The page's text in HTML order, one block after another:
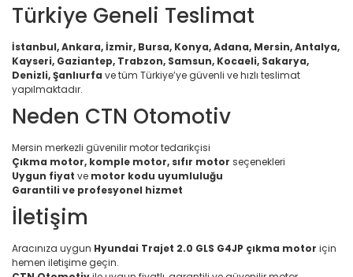
Türkiye Geneli Teslimat
İstanbul, Ankara, İzmir, Bursa, Konya, Adana, Mersin, Antalya,
Kayseri, Gaziantep, Trabzon, Samsun, Kocaeli, Sakarya,
Denizli, Şanlıurfa ve tüm Türkiye’ye güvenli ve hızlı teslimat
yapılmaktadır.
Neden CTN Otomotiv
Mersin merkezli güvenilir motor tedarikçisi
Çıkma motor, komple motor, sıfır motor seçenekleri
Uygun fiyat ve motor kodu uyumluluğu
Garantili ve profesyonel hizmet
İletişim
Aracınıza uygun Hyundai Trajet 2.0 GLS G4JP çıkma motor için
hemen iletişime geçin.